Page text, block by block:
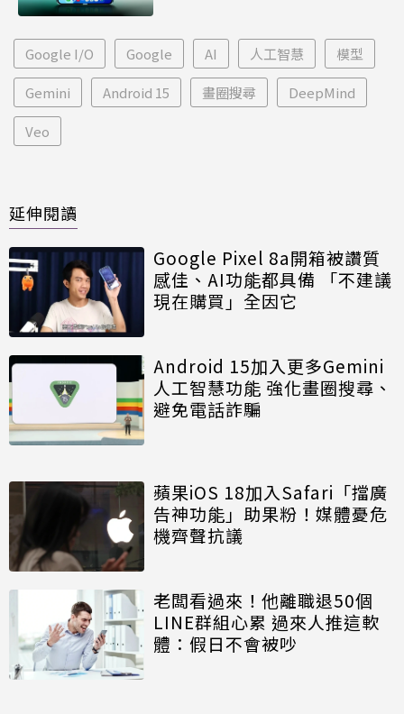
Google I/O Google AI 人工智慧 模型
Gemini Android 15 畫圈搜尋 DeepMind
Veo
延伸閱讀
Google Pixel 8a開箱被讚質
感佳、AI功能都具備 「不建議
現在購買」全因它
Android 15加入更多Gemini
人工智慧功能 強化畫圈搜尋、
避免電話詐騙
蘋果iOS 18加入Safari「擋廣
告神功能」助果粉！媒體憂危
機齊聲抗議
老闆看過來！他離職退50個
LINE群組心累 過來人推這軟
體：假日不會被吵